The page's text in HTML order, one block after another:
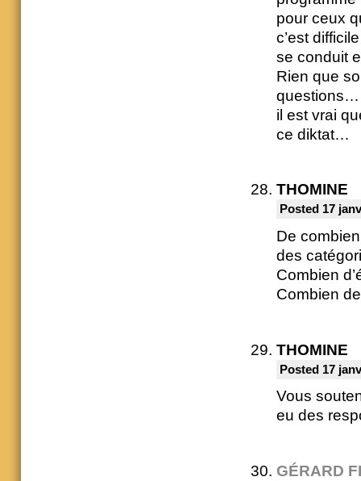
pour ceux
c’est
se conduit
Rien que
questions…
il est vrai
ce diktat…
THOMINE
Posted 17
De
des
Combien
Combien
THOMINE
Posted 17
Vous
eu des
GÉRARD